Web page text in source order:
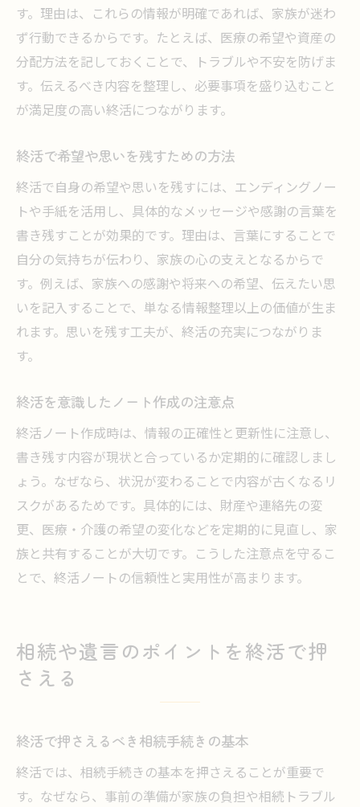
す。理由は、これらの情報が明確であれば、家族が迷わ
ず行動できるからです。たとえば、医療の希望や資産の
分配方法を記しておくことで、トラブルや不安を防げま
す。伝えるべき内容を整理し、必要事項を盛り込むこと
が満足度の高い終活につながります。
終活で希望や思いを残すための方法
終活で自身の希望や思いを残すには、エンディングノー
トや手紙を活用し、具体的なメッセージや感謝の言葉を
書き残すことが効果的です。理由は、言葉にすることで
自分の気持ちが伝わり、家族の心の支えとなるからで
す。例えば、家族への感謝や将来への希望、伝えたい思
いを記入することで、単なる情報整理以上の価値が生ま
れます。思いを残す工夫が、終活の充実につながりま
す。
終活を意識したノート作成の注意点
終活ノート作成時は、情報の正確性と更新性に注意し、
書き残す内容が現状と合っているか定期的に確認しまし
ょう。なぜなら、状況が変わることで内容が古くなるリ
スクがあるためです。具体的には、財産や連絡先の変
更、医療・介護の希望の変化などを定期的に見直し、家
族と共有することが大切です。こうした注意点を守るこ
とで、終活ノートの信頼性と実用性が高まります。
相続や遺言のポイントを終活で押
さえる
終活で押さえるべき相続手続きの基本
終活では、相続手続きの基本を押さえることが重要で
す。なぜなら、事前の準備が家族の負担や相続トラブル